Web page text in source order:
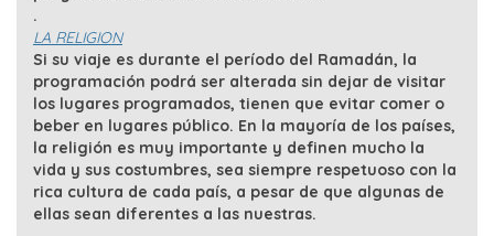
.
LA RELIGION
Si su viaje es durante el período del Ramadán, la
programación podrá ser alterada sin dejar de visitar
los lugares programados, tienen que evitar comer o
beber en lugares público. En la mayoría de los países,
la religión es muy importante y definen mucho la
vida y sus costumbres, sea siempre respetuoso con la
rica cultura de cada país, a pesar de que algunas de
ellas sean diferentes a las nuestras.